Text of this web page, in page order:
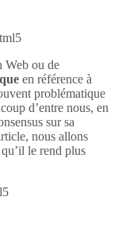
Web ou de
en référence à
problématique
d’entre nous, en
sur sa
nous allons
le rend plus